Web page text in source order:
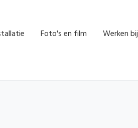
Foto's en film Werken bij